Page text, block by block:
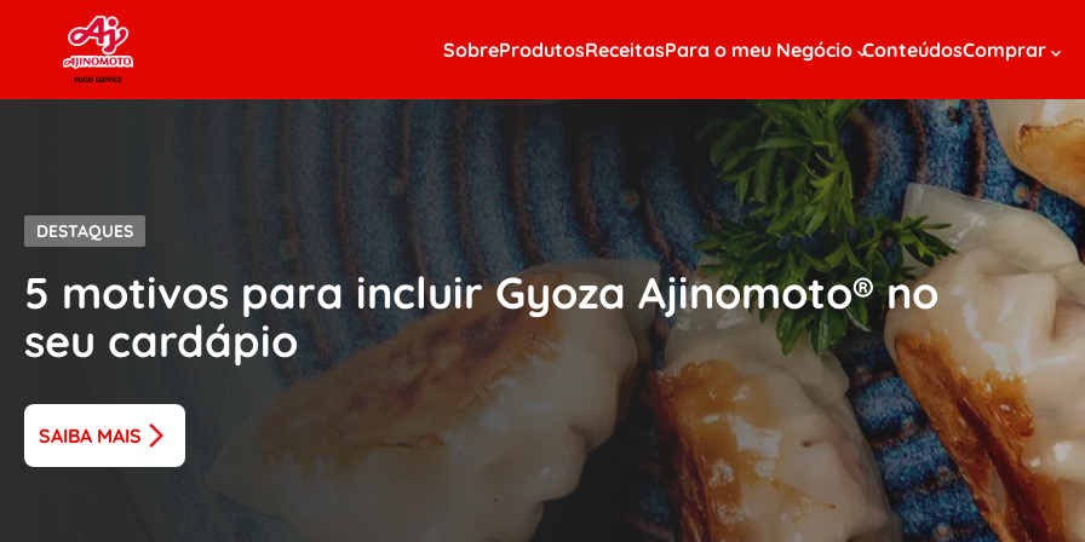
Skip to content
SobreProdutosReceitasPara o meu Negócio ConteúdosComprar
DESTAQUES
5 motivos para incluir Gyoza Ajinomoto® no
seu cardápio
SAIBA MAIS